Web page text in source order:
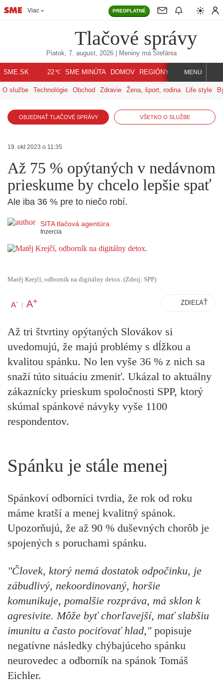
Viac PREDPLATNÉ
Tlačové správy
Piatok, 7. august, 2026 | Meniny má Štefánia
SME.SK 22℃ SME MINÚTA DOMOV REGIÓNY INDEX SVET
MENU
O službe Technológie Obchod Zdravie Žena, šport, rodina Life style
OBJEDNAŤ TLAČOVÉ SPRÁVY VŠETKO O SLUŽBE
19. okt 2023 o 11:35
Až 75 % opýtaných v nedávnom
prieskume by chcelo lepšie spať
Ale iba 36 % pre to niečo robí.
SITA tlačová agentúra
Inzercia
Matěj Krejčí, odborník na digitálny detox. (Zdroj: SPP)
A- | A+ ZDIEĽAŤ
Až tri štvrtiny opýtaných Slovákov si
uvedomujú, že majú problémy s dĺžkou a
kvalitou spánku. No len vyše 36 % z nich sa
snaží túto situáciu zmeniť. Ukázal to aktuálny
zákaznícky prieskum spoločnosti SPP, ktorý
skúmal spánkové návyky vyše 1100
respondentov.
Spánku je stále menej
Spánkoví odborníci tvrdia, že rok od roku
máme kratší a menej kvalitný spánok.
Upozorňujú, že až 90 % duševných chorôb je
spojených s poruchami spánku.
"Človek, ktorý nemá dostatok odpočinku, je
zábudlivý, nekoordinovaný, horšie
komunikuje, pomalšie rozpráva, má sklon k
agresivite. Môže byť chorľavejší, mať slabšiu
imunitu a často pociťovať hlad,"popisuje
negatívne následky chýbajúceho spánku
neurovedec a odborník na spánok Tomáš
Eichler.